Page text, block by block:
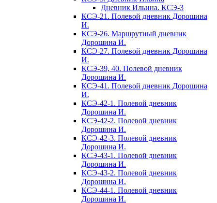
Дневник Ильина. КСЭ-3
КСЭ-21. Полевой дневник Дорошина
И.
КСЭ-26. Маршрутный дневник
Дорошина И.
КСЭ-27. Полевой дневник Дорошина
И.
КСЭ-39, 40. Полевой дневник
Дорошина И.
КСЭ-41. Полевой дневник Дорошина
И.
КСЭ-42-1. Полевой дневник
Дорошина И.
КСЭ-42-2. Полевой дневник
Дорошина И.
КСЭ-42-3. Полевой дневник
Дорошина И.
КСЭ-43-1. Полевой дневник
Дорошина И.
КСЭ-43-2. Полевой дневник
Дорошина И.
КСЭ-44-1. Полевой дневник
Дорошина И.